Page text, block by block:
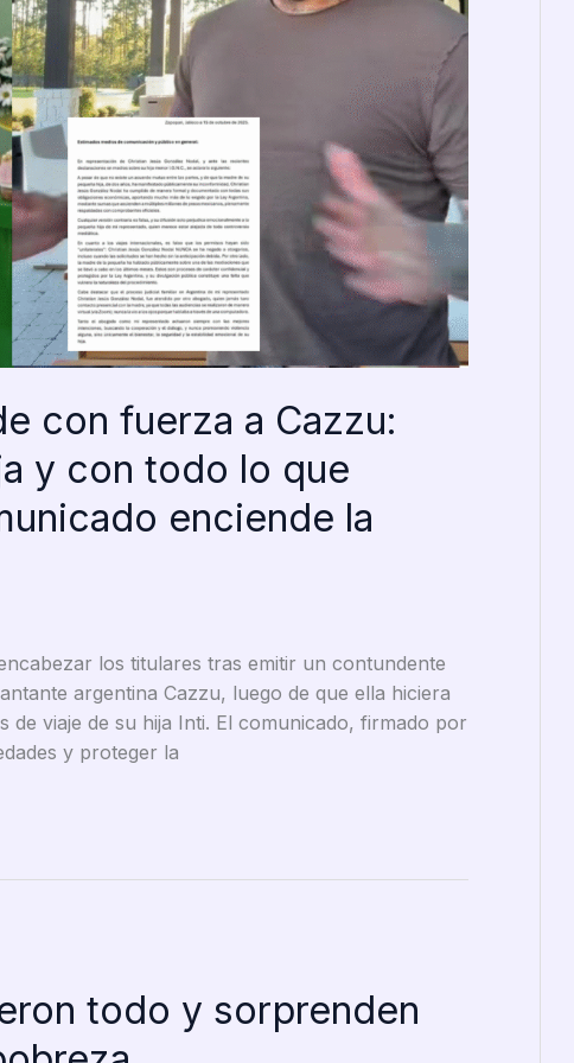
con fuerza a Cazzu:
y con todo lo que
enciende la
los titulares tras emitir un contundente
argentina Cazzu, luego de que ella hiciera
viaje de su hija Inti. El comunicado, firmado por
y proteger la
todo y sorprenden